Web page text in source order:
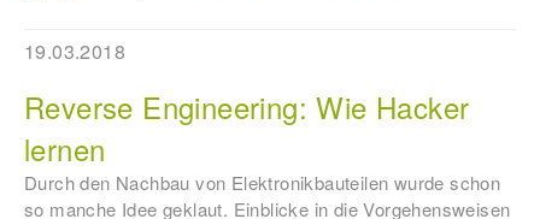
19.03.2018
Reverse Engineering: Wie Hacker
lernen
Durch den Nachbau von Elektronikbauteilen wurde schon
so manche Idee geklaut. Einblicke in die Vorgehensweisen